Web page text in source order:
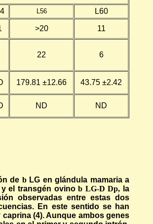
L56 L60
>20 11
22 6
179.81 ±12.66 43.75 ±2.42
ND ND
de bLG en glándula mamaria a
y el transgén ovinob LG-D Dp, la
observadas entre estas dos
En este sentido se han
caprina (4). Aunque ambos genes